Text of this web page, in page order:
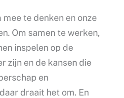
te denken en onze
Om samen te werken,
inspelen op de
zijn en de kansen die
en
draait het om. En